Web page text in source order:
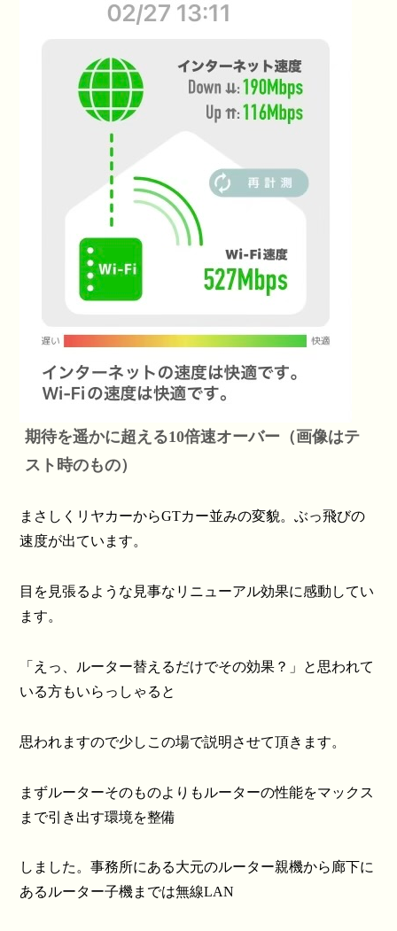
期待を遥かに超える10倍速オーバー （画像はテ
スト時のもの）
まさしくリヤカーからGTカー並みの変貌。ぶっ飛びの
速度が出ています。
目を見張るような見事なリニューアル効果に感動してい
ます。
「えっ、ルーター替えるだけでその効果？」と思われて
いる方もいらっしゃると
思われますので少しこの場で説明させて頂きます。
まずルーターそのものよりもルーターの性能をマックス
まで引き出す環境を整備
しました。事務所にある大元のルーター親機から廊下に
あるルーター子機までは無線LAN